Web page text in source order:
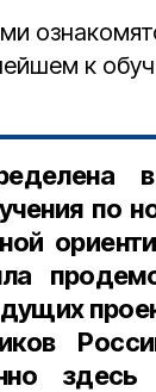
к
по
здесь